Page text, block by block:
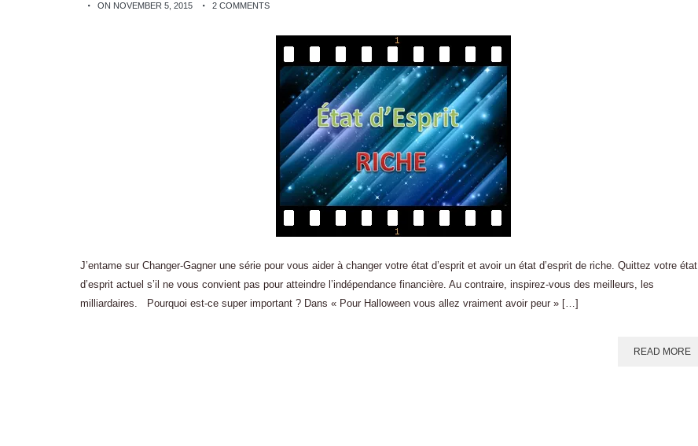
ON NOVEMBER 5, 2015 2 COMMENTS
J’entame sur Changer-Gagner une série pour vous aider à changer votre état d’esprit et avoir un état d’esprit de riche. Quittez votre état
d’esprit actuel s’il ne vous convient pas pour atteindre l’indépendance financière. Au contraire, inspirez-vous des meilleurs, les
milliardaires. Pourquoi est-ce super important ? Dans « Pour Halloween vous allez vraiment avoir peur » […]
READ MORE